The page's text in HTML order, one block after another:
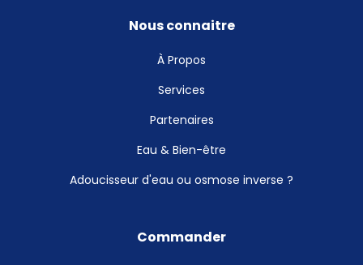
Nous connaitre
À Propos
Services
Partenaires
Eau & Bien-être
Adoucisseur d'eau ou osmose inverse ?
Commander